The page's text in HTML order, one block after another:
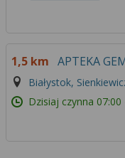
1,5 km APTEKA
Białystok,
Dzisiaj czynna 07:00